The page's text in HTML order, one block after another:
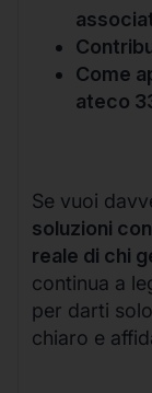
Come
ateco
Se vuoi
soluzioni
reale di chi
continua a
per darti
chiaro e